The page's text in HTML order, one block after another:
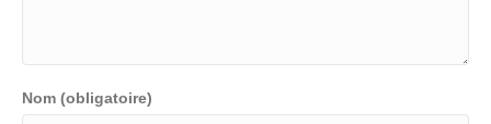
Nom (obligatoire)